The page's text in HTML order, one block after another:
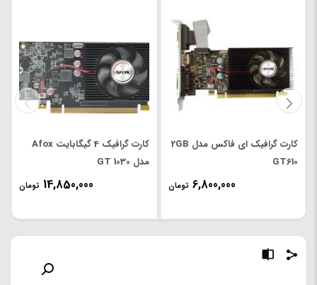
کارت گرافیک ای فاکس مدل 2GB
GT610
6,800,000 تومان
کارت گرافیک 4 گیگابایت Afox
مدل GT 1030
14,850,000 تومان